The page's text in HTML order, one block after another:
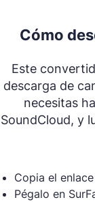
Cómo
Este
descarga de
necesitas
SoundCloud, y
Copia el
Pégalo en